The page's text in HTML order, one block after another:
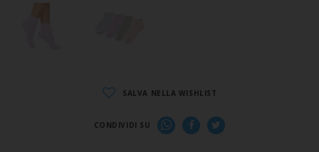
SALVA NELLA WISHLIST
CONDIVIDI SU